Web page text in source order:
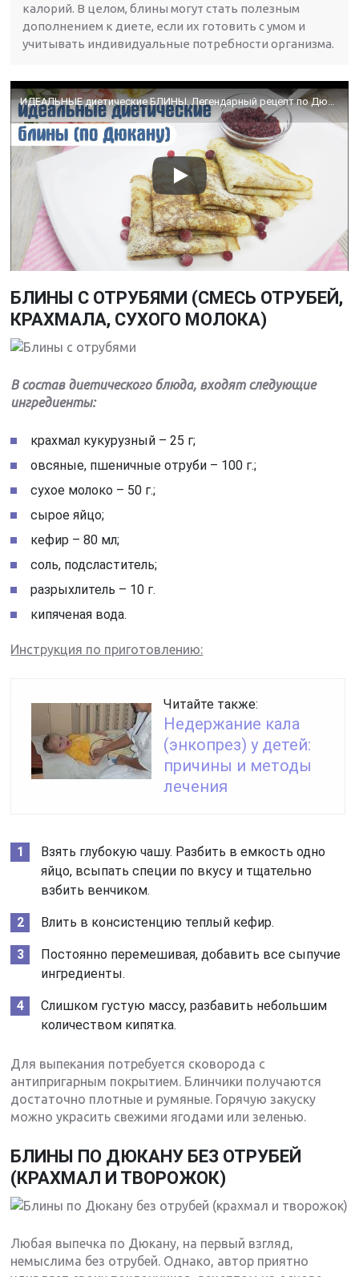
калорий. В целом, блины могут стать полезным
дополнением к диете, если их готовить с умом и
учитывать индивидуальные потребности организма.
ИДЕАЛЬНЫЕ диетические БЛИНЫ. Легендарный рецепт по Дюкану
БЛИНЫ С ОТРУБЯМИ (СМЕСЬ ОТРУБЕЙ,
КРАХМАЛА, СУХОГО МОЛОКА)
В состав диетического блюда, входят следующие
ингредиенты:
крахмал кукурузный – 25 г;
овсяные, пшеничные отруби – 100 г.;
сухое молоко – 50 г.;
сырое яйцо;
кефир – 80 мл;
соль, подсластитель;
разрыхлитель – 10 г.
кипяченая вода.
Инструкция по приготовлению:
Читайте также:
Недержание кала
(энкопрез) у детей:
причины и методы
лечения
Взять глубокую чашу. Разбить в емкость одно
яйцо, всыпать специи по вкусу и тщательно
взбить венчиком.
Влить в консистенцию теплый кефир.
Постоянно перемешивая, добавить все сыпучие
ингредиенты.
Слишком густую массу, разбавить небольшим
количеством кипятка.
Для выпекания потребуется сковорода с
антипригарным покрытием. Блинчики получаются
достаточно плотные и румяные. Горячую закуску
можно украсить свежими ягодами или зеленью.
БЛИНЫ ПО ДЮКАНУ БЕЗ ОТРУБЕЙ
(КРАХМАЛ И ТВОРОЖОК)
Любая выпечка по Дюкану, на первый взгляд,
немыслима без отрубей. Однако, автор приятно